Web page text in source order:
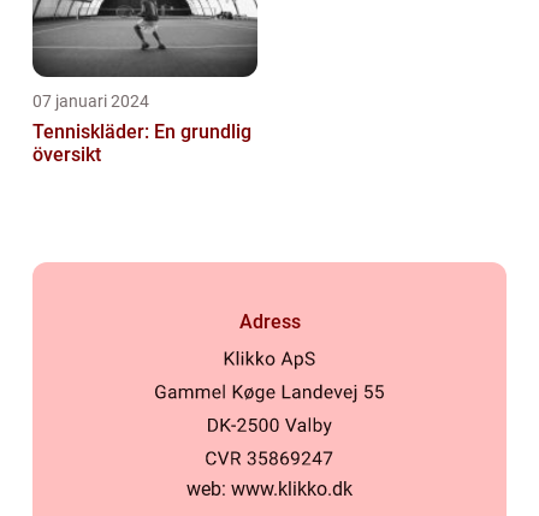
07 januari 2024
Tenniskläder: En grundlig
översikt
Adress
web: www.klikko.dk